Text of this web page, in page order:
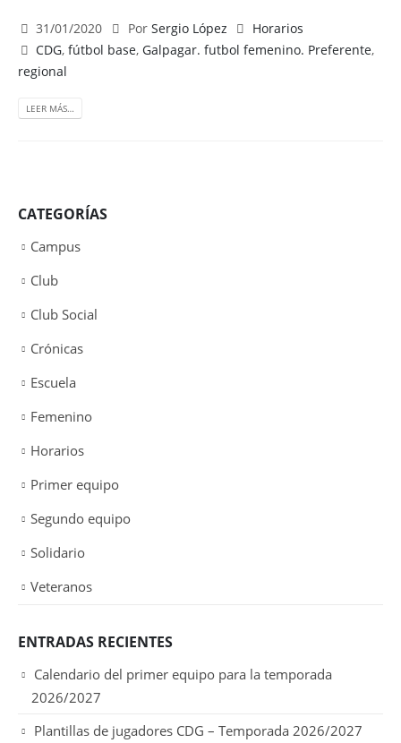
31/01/2020 Por Sergio López
Horarios
CDG,fútbol base,Galpagar. futbol femenino. Preferente,
regional
LEER MÁS…
CATEGORÍAS
Campus
Club
Club Social
Crónicas
Escuela
Femenino
Horarios
Primer equipo
Segundo equipo
Solidario
Veteranos
ENTRADAS RECIENTES
Calendario del primer equipo para la temporada
2026/2027
Plantillas de jugadores CDG – Temporada 2026/2027